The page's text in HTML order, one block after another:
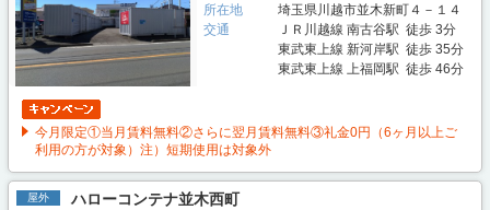
所在地
埼玉県川越市並木新町４－１４
交通
ＪＲ川越線 南古谷駅 徒歩 3分
東武東上線 新河岸駅 徒歩 35分
東武東上線 上福岡駅 徒歩 46分
今月限定①当月賃料無料②さらに翌月賃料無料③礼金0円（6ヶ月以上ご
利用の方が対象）注）短期使用は対象外
屋外 ハローコンテナ並木西町